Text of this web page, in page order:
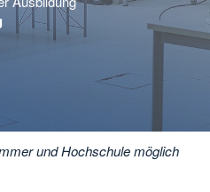
und Hochschule möglich